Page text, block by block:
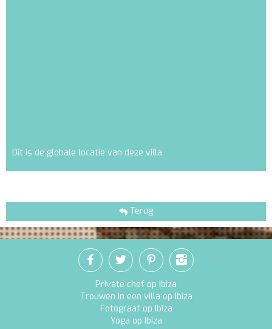
Dit is de globale locatie van deze villa
Terug
Private chef op Ibiza
Trouwen in een villa op Ibiza
Fotograaf op Ibiza
Yoga op Ibiza